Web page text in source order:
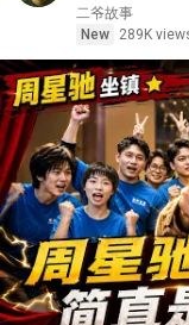
二爷故事
New
289K